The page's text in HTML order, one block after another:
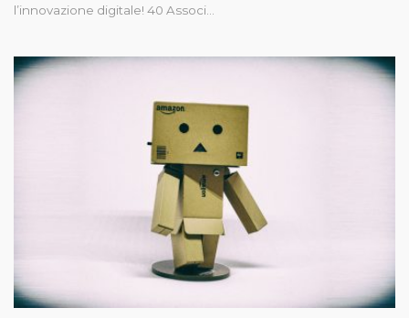
l’innovazione digitale! 40 Associ…